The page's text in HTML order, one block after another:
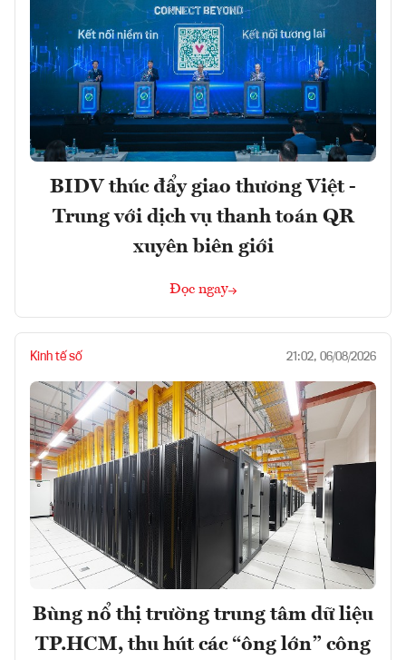
BIDV thúc đẩy giao thương Việt -
Trung với dịch vụ thanh toán QR
xuyên biên giới
Đọc ngay
Kinh tế số 21:02, 06/08/2026
Bùng nổ thị trường trung tâm dữ liệu
TP.HCM, thu hút các “ông lớn” công